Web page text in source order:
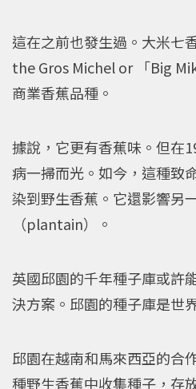
這在之前也發生過。大米七
the Gros Michel or 「Big
商業香蕉品種。
據說，它更有香蕉味。但在
病一掃而光。如今，這種致
染到野生香蕉。它還影響另
（plantain）。
英國邱園的千年種子庫或許
決方案。邱園的種子庫是世
邱園在越南和馬來西亞的合
種野生香蕉中收集種子，存